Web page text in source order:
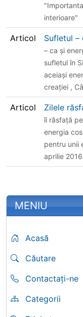
interioare"
Articol Sufletul –
– ca și
sufletul în
aceiași
creației ,
Articol Zilele
îi răsfață
energia
pentru unii
aprilie
More
MENIU
Acasă
Căutare
Contactați-ne
Categorii